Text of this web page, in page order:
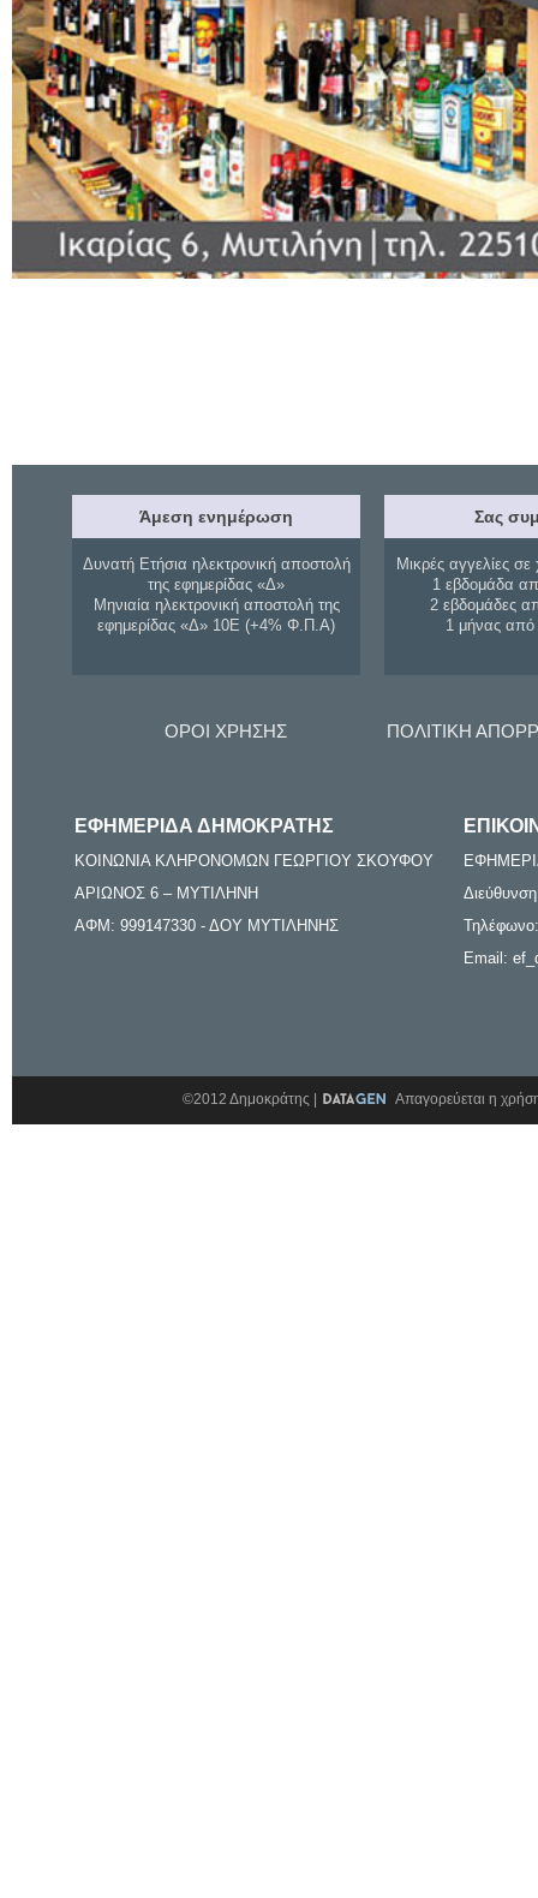
Άμεση ενημέρωση
Δυνατή Ετήσια ηλεκτρονική αποστολή
της εφημερίδας «Δ»
Μηνιαία ηλεκτρονική αποστολή της
εφημερίδας «Δ» 10Ε (+4% Φ.Π.Α)
Σας
Μικρές αγγελίες σε
1 εβδομάδα
2 εβδομάδες
1 μήνας
ΟΡΟΙ ΧΡΗΣΗΣ ΠΟΛΙΤΙΚΗ
ΕΦΗΜΕΡΙΔΑ ΔΗΜΟΚΡΑΤΗΣ
ΚΟΙΝΩΝΙΑ ΚΛΗΡΟΝΟΜΩΝ ΓΕΩΡΓΙΟΥ ΣΚΟΥΦΟΥ
ΑΡΙΩΝΟΣ 6 – ΜΥΤΙΛΗΝΗ
ΑΦΜ: 999147330 - ΔΟΥ ΜΥΤΙΛΗΝΗΣ
Email:
©2012 Δημοκράτης | Απαγορεύεται η